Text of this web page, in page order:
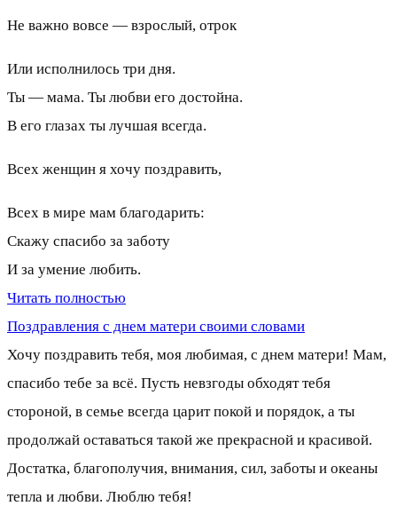
Не важно вовсе — взрослый, отрок
Или исполнилось три дня.
Ты — мама. Ты любви его достойна.
В его глазах ты лучшая всегда.
Всех женщин я хочу поздравить,
Всех в мире мам благодарить:
Скажу спасибо за заботу
И за умение любить.
Читать полностью
Поздравления с днем матери своими словами
Хочу поздравить тебя, моя любимая, с днем матери! Мам,
спасибо тебе за всё. Пусть невзгоды обходят тебя
стороной, в семье всегда царит покой и порядок, а ты
продолжай оставаться такой же прекрасной и красивой.
Достатка, благополучия, внимания, сил, заботы и океаны
тепла и любви. Люблю тебя!